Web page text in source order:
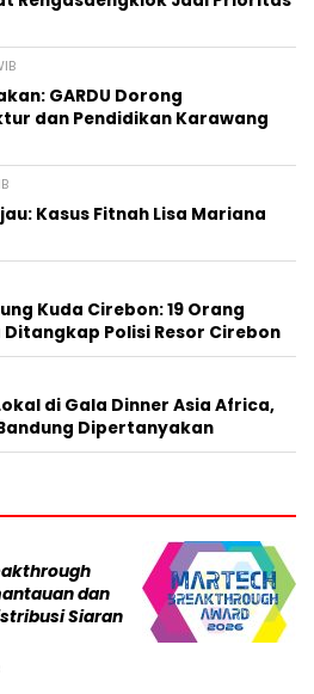
GARDU Dorong
dan Pendidikan Karawang
Kasus Fitnah Lisa Mariana
Kuda Cirebon: 19 Orang
Polisi Resor Cirebon
di Gala Dinner Asia Africa,
Dipertanyakan
dan
Siaran